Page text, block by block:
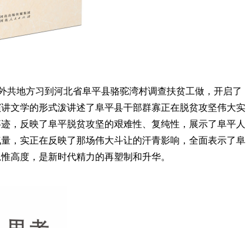
方习到河北省阜平县骆驼湾村调查扶贫工做，开启了
文学的形式泼讲述了阜平县干部群寡正在脱贫攻坚伟大实
，反映了阜平脱贫攻坚的艰难性、复纯性，展示了阜平人
，实正在反映了那场伟大斗让的汗青影响，全面表示了阜
高度，是新时代精力的再塑制和升华。